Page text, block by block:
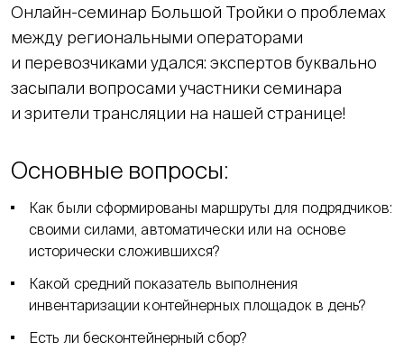
Онлайн-семинар Большой Тройки о проблемах
между региональными операторами
и перевозчиками удался: экспертов буквально
засыпали вопросами участники семинара
и зрители трансляции на нашей странице!
Основные вопросы:
Как были сформированы маршруты для подрядчиков:
своими силами, автоматически или на основе
исторически сложившихся?
Какой средний показатель выполнения
инвентаризации контейнерных площадок в день?
Есть ли бесконтейнерный сбор?